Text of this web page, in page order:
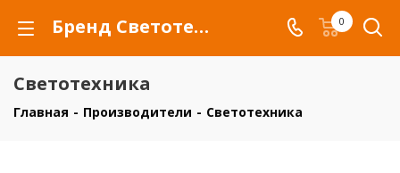
Бренд Светотехника - купить товары бренда Светотехника 0
Светотехника
Главная - Производители - Светотехника